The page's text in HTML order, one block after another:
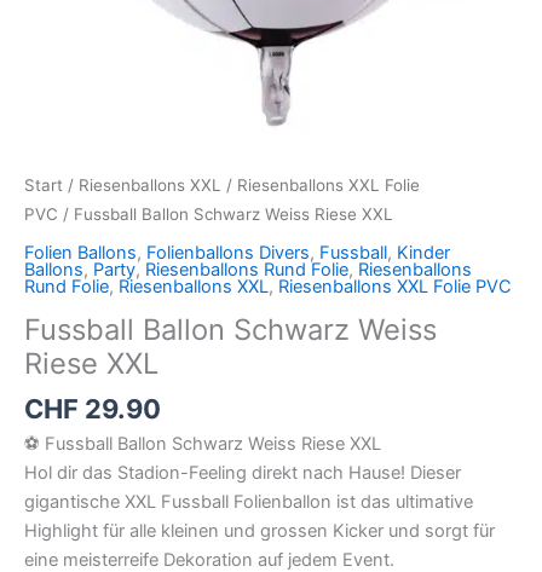
Start / Riesenballons XXL / Riesenballons XXL Folie
PVC / Fussball Ballon Schwarz Weiss Riese XXL
Folien Ballons, Folienballons Divers, Fussball, Kinder
Ballons, Party, Riesenballons Rund Folie, Riesenballons
Rund Folie, Riesenballons XXL, Riesenballons XXL Folie PVC
Fussball Ballon Schwarz Weiss
Riese XXL
CHF 29.90
⚽️ Fussball Ballon Schwarz Weiss Riese XXL
Hol dir das Stadion-Feeling direkt nach Hause! Dieser
gigantische XXL Fussball Folienballon ist das ultimative
Highlight für alle kleinen und grossen Kicker und sorgt für
eine meisterreife Dekoration auf jedem Event.